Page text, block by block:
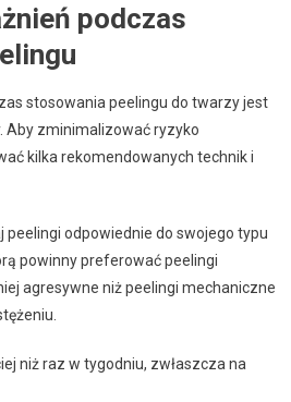
podczas
stosowania peelingu do twarzy jest
Aby zminimalizować ryzyko
kilka rekomendowanych technik i
peelingi odpowiednie do swojego typu
powinny preferować peelingi
agresywne niż peelingi mechaniczne
niż raz w tygodniu, zwłaszcza na